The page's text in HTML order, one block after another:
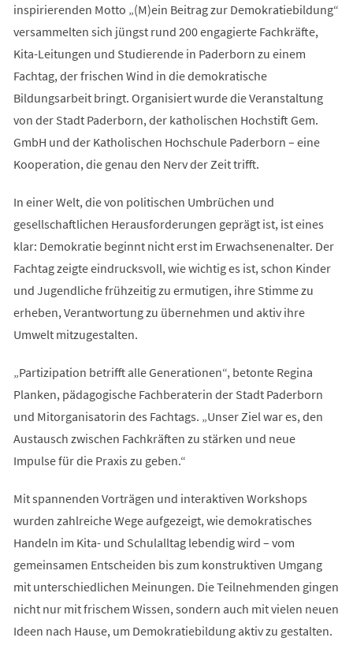
inspirierenden Motto „(M)ein Beitrag zur Demokratiebildung“
versammelten sich jüngst rund 200 engagierte Fachkräfte,
Kita-Leitungen und Studierende in Paderborn zu einem
Fachtag, der frischen Wind in die demokratische
Bildungsarbeit bringt. Organisiert wurde die Veranstaltung
von der Stadt Paderborn, der katholischen Hochstift Gem.
GmbH und der Katholischen Hochschule Paderborn – eine
Kooperation, die genau den Nerv der Zeit trifft.
In einer Welt, die von politischen Umbrüchen und
gesellschaftlichen Herausforderungen geprägt ist, ist eines
klar: Demokratie beginnt nicht erst im Erwachsenenalter. Der
Fachtag zeigte eindrucksvoll, wie wichtig es ist, schon Kinder
und Jugendliche frühzeitig zu ermutigen, ihre Stimme zu
erheben, Verantwortung zu übernehmen und aktiv ihre
Umwelt mitzugestalten.
„Partizipation betrifft alle Generationen“, betonte Regina
Planken, pädagogische Fachberaterin der Stadt Paderborn
und Mitorganisatorin des Fachtags. „Unser Ziel war es, den
Austausch zwischen Fachkräften zu stärken und neue
Impulse für die Praxis zu geben.“
Mit spannenden Vorträgen und interaktiven Workshops
wurden zahlreiche Wege aufgezeigt, wie demokratisches
Handeln im Kita- und Schulalltag lebendig wird – vom
gemeinsamen Entscheiden bis zum konstruktiven Umgang
mit unterschiedlichen Meinungen. Die Teilnehmenden gingen
nicht nur mit frischem Wissen, sondern auch mit vielen neuen
Ideen nach Hause, um Demokratiebildung aktiv zu gestalten.